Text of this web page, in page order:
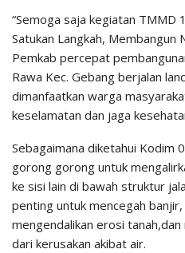
“Semoga saja kegiatan TMMD
Satukan Langkah, Membangun
Pemkab percepat
Rawa Kec. Gebang berjalan
dimanfaatkan warga
keselamatan dan jaga
Sebagaimana diketahui Kodim
gorong gorong untuk
ke sisi lain di bawah struktur
penting untuk mencegah
mengendalikan erosi
dari kerusakan akibat air.